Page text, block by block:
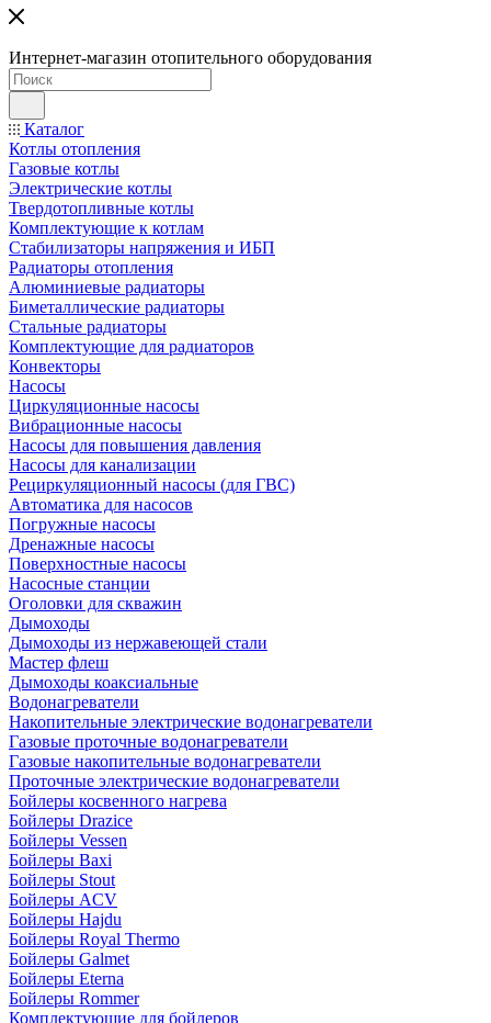
Интернет-магазин отопительного оборудования
Каталог
Котлы отопления
Газовые котлы
Электрические котлы
Твердотопливные котлы
Комплектующие к котлам
Стабилизаторы напряжения и ИБП
Радиаторы отопления
Алюминиевые радиаторы
Биметаллические радиаторы
Стальные радиаторы
Комплектующие для радиаторов
Конвекторы
Насосы
Циркуляционные насосы
Вибрационные насосы
Насосы для повышения давления
Насосы для канализации
Рециркуляционный насосы (для ГВС)
Автоматика для насосов
Погружные насосы
Дренажные насосы
Поверхностные насосы
Насосные станции
Оголовки для скважин
Дымоходы
Дымоходы из нержавеющей стали
Мастер флеш
Дымоходы коаксиальные
Водонагреватели
Накопительные электрические водонагреватели
Газовые проточные водонагреватели
Газовые накопительные водонагреватели
Проточные электрические водонагреватели
Бойлеры косвенного нагрева
Бойлеры Drazice
Бойлеры Vessen
Бойлеры Baxi
Бойлеры Stout
Бойлеры ACV
Бойлеры Hajdu
Бойлеры Royal Thermo
Бойлеры Galmet
Бойлеры Eterna
Бойлеры Rommer
Комплектующие для бойлеров